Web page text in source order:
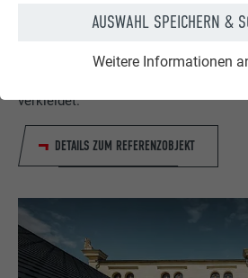
AUSWAHL SPEICHERN &
Weitere Informationen
Beim neuen Dachgeschoss des
widerstandsfähigen PREFA Produkte
verkleidet.
DETAILS ZUM REFERENZOBJEKT